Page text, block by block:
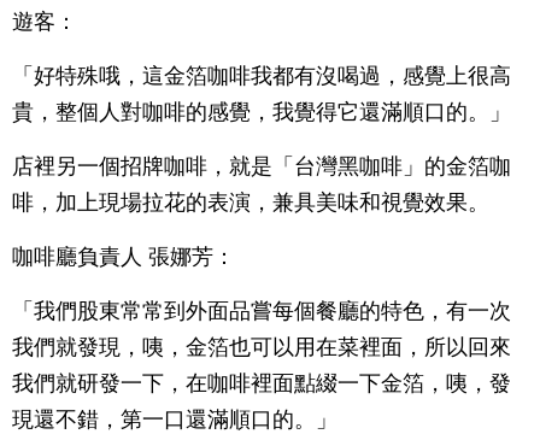
遊客：
「好特殊哦，這金箔咖啡我都有沒喝過，感覺上很高
貴，整個人對咖啡的感覺，我覺得它還滿順口的。」
店裡另一個招牌咖啡，就是「台灣黑咖啡」的金箔咖
啡，加上現場拉花的表演，兼具美味和視覺效果。
咖啡廳負責人 張娜芳：
「我們股東常常到外面品嘗每個餐廳的特色，有一次
我們就發現，咦，金箔也可以用在菜裡面，所以回來
我們就研發一下，在咖啡裡面點綴一下金箔，咦，發
現還不錯，第一口還滿順口的。」